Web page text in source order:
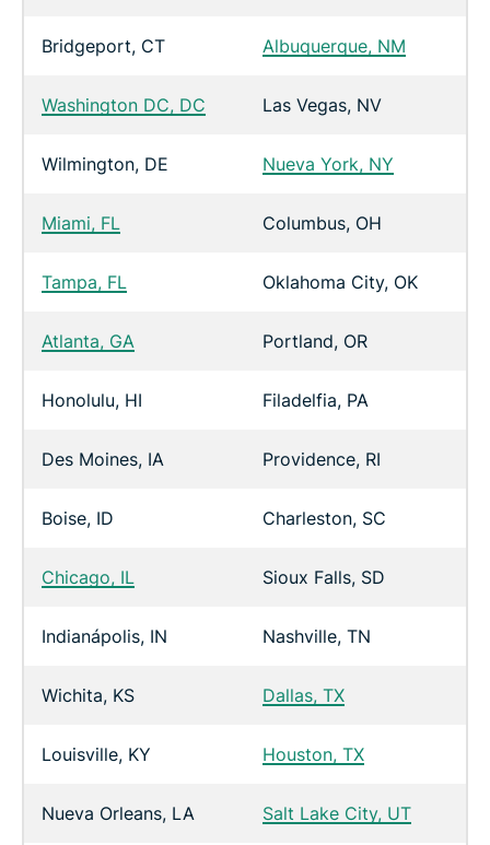
Bridgeport, CT Albuquerque, NM
Washington DC, DC Las Vegas, NV
Wilmington, DE Nueva York, NY
Miami, FL Columbus, OH
Tampa, FL Oklahoma City, OK
Atlanta, GA Portland, OR
Honolulu, HI Filadelfia, PA
Des Moines, IA Providence, RI
Boise, ID Charleston, SC
Chicago, IL Sioux Falls, SD
Indianápolis, IN Nashville, TN
Wichita, KS Dallas, TX
Louisville, KY Houston, TX
Nueva Orleans, LA Salt Lake City, UT